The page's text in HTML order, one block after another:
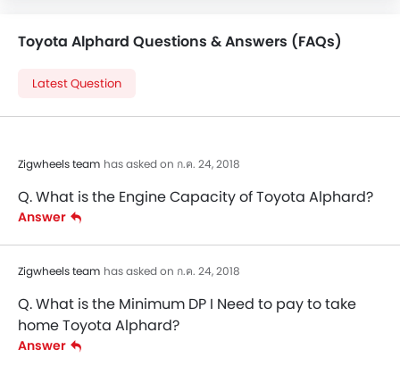
Toyota Alphard Questions & Answers (FAQs)
Latest Question
Zigwheels team has asked on ก.ค. 24, 2018
Q. What is the Engine Capacity of Toyota Alphard?
Answer
Zigwheels team has asked on ก.ค. 24, 2018
Q. What is the Minimum DP I Need to pay to take
home Toyota Alphard?
Answer